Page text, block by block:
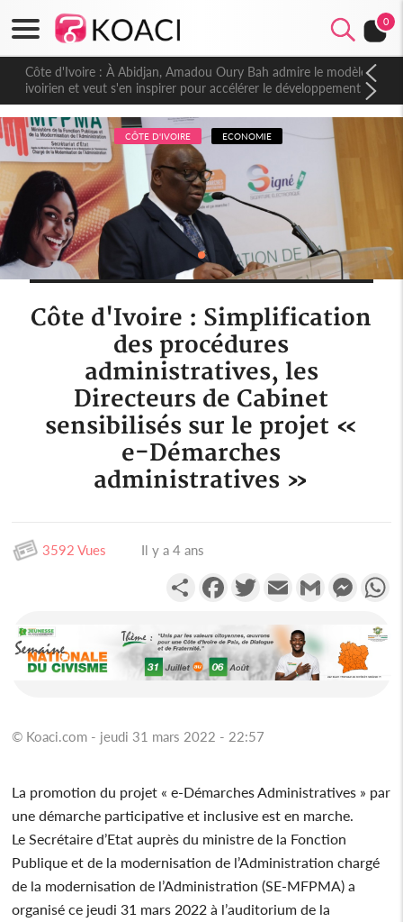
0
Côte d'Ivoire : À Abidjan, Amadou Oury Bah admire le modèle
ivoirien et veut s'en inspirer pour accélérer le développement
de la Guinée
CÔTE D'IVOIRE ECONOMIE
Côte d'Ivoire : Simplification
des procédures
administratives, les
Directeurs de Cabinet
sensibilisés sur le projet «
e-Démarches
administratives »
3592 Vues Il y a 4 ans
PartagerFacebookTwitterEmail Gmail
© Koaci.com - jeudi 31 mars 2022 - 22:57
La promotion du projet « e-Démarches Administratives » par
une démarche participative et inclusive est en marche.
Le Secrétaire d’Etat auprès du ministre de la Fonction
Publique et de la modernisation de l’Administration chargé
de la modernisation de l’Administration (SE-MFPMA) a
organisé ce jeudi 31 mars 2022 à l’auditorium de la